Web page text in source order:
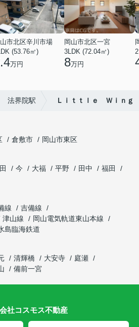
市北区辛川市場
(53.76㎡)
万円
岡山市北区一宮
3LDK (72.04㎡)
8万円
法界院駅 Ｌｉｔｔｌｅ Ｗｉｎｇ
倉敷市
岡山市東区
今 大福 平野 田中
福田
線
吉備線
津山線
岡山電気軌道東山本線
島臨海鉄道
清輝橋 大安寺
庭瀬
備前一宮
社コスモス不動産